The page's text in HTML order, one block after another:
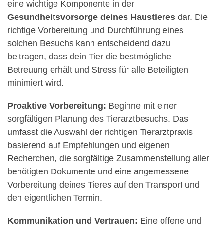
eine wichtige Komponente in der
Gesundheitsvorsorge deines Haustieres dar. Die
richtige Vorbereitung und Durchführung eines
solchen Besuchs kann entscheidend dazu
beitragen, dass dein Tier die bestmögliche
Betreuung erhält und Stress für alle Beteiligten
minimiert wird.
Proaktive Vorbereitung: Beginne mit einer
sorgfältigen Planung des Tierarztbesuchs. Das
umfasst die Auswahl der richtigen Tierarztpraxis
basierend auf Empfehlungen und eigenen
Recherchen, die sorgfältige Zusammenstellung aller
benötigten Dokumente und eine angemessene
Vorbereitung deines Tieres auf den Transport und
den eigentlichen Termin.
Kommunikation und Vertrauen: Eine offene und